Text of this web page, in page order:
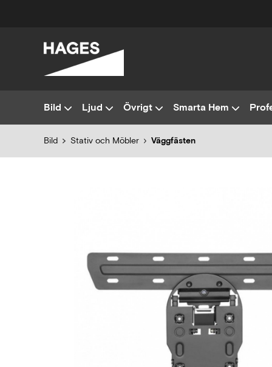
Bild Ljud Övrigt Smarta Hem
Bild Stativ och Möbler Väggfästen